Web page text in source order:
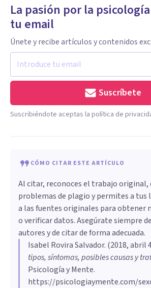
La pasión por la
tu email
Únete y recibe artículos y contenidos
Suscríbete
Suscribiéndote aceptas la política de
CÓMO CITAR ESTE ARTÍCULO
Al citar, reconoces el trabajo original,
problemas de plagio y permites a tus
a las fuentes originales para obtener
o verificar datos. Asegúrate siempre
autores y de citar de forma adecuada.
Isabel Rovira Salvador. (2018, abril
tipos, síntomas, posibles causas y
Psicología y Mente.
https://psicologiaymente.com/